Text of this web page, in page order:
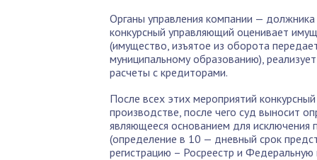
Органы управления компании —
конкурсный управляющий оценивает
(имущество, изъятое из оборота
муниципальному образованию),
расчеты с кредиторами.
После всех этих мероприятий
производстве, после чего суд выносит
являющееся основанием для исключения
(определение в 10 — дневный срок
регистрацию – Росреестр и Федеральную